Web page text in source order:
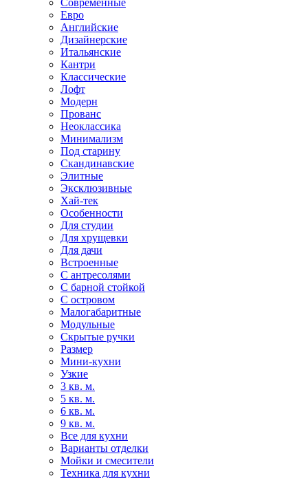
Современные
Евро
Английские
Дизайнерские
Итальянские
Кантри
Классические
Лофт
Модерн
Прованс
Неоклассика
Минимализм
Под старину
Скандинавские
Элитные
Эксклюзивные
Хай-тек
Особенности
Для студии
Для хрущевки
Для дачи
Встроенные
С антресолями
С барной стойкой
С островом
Малогабаритные
Модульные
Скрытые ручки
Размер
Мини-кухни
Узкие
3 кв. м.
5 кв. м.
6 кв. м.
9 кв. м.
Все для кухни
Варианты отделки
Мойки и смесители
Техника для кухни